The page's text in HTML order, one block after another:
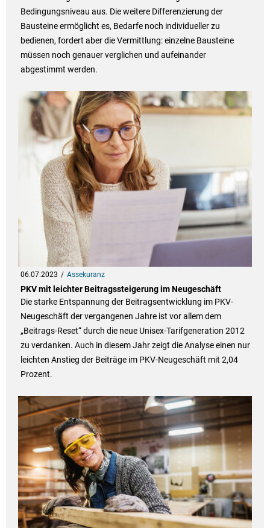
Bedingungsniveau aus. Die weitere Differenzierung der
Bausteine ermöglicht es, Bedarfe noch individueller zu
bedienen, fordert aber die Vermittlung: einzelne Bausteine
müssen noch genauer verglichen und aufeinander
abgestimmt werden.
06.07.2023 Assekuranz
PKV mit leichter Beitragssteigerung im Neugeschäft
Die starke Entspannung der Beitragsentwicklung im PKV-
Neugeschäft der vergangenen Jahre ist vor allem dem
„Beitrags-Reset“ durch die neue Unisex-Tarifgeneration 2012
zu verdanken. Auch in diesem Jahr zeigt die Analyse einen nur
leichten Anstieg der Beiträge im PKV-Neugeschäft mit 2,04
Prozent.